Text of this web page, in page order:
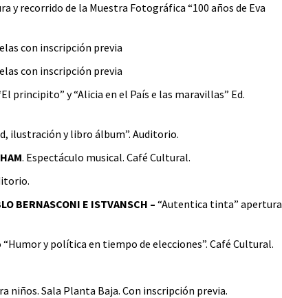
y recorrido de la Muestra Fotográfica “100 años de Eva
con inscripción previa
con inscripción previa
principito” y “Alicia en el País e las maravillas” Ed.
ilustración y libro álbum”. Auditorio.
. Espectáculo musical. Café Cultural.
BERNASCONI E ISTVANSCH – “Autentica tinta” apertura
“Humor y política en tiempo de elecciones”. Café Cultural.
niños. Sala Planta Baja. Con inscripción previa.